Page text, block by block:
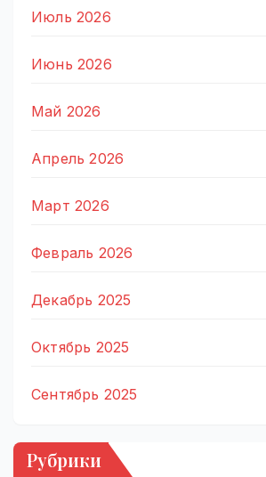
Июль 2026
Июнь 2026
Май 2026
Апрель 2026
Март 2026
Февраль 2026
Декабрь 2025
Октябрь 2025
Сентябрь 2025
Рубрики